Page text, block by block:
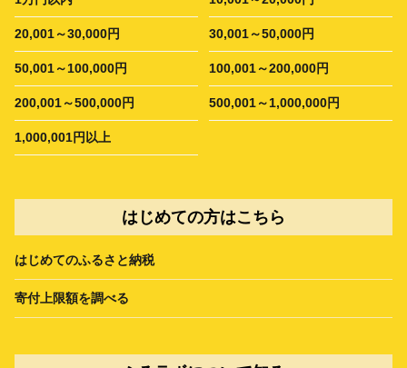
20,001～30,000円 30,001～50,000円
50,001～100,000円 100,001～200,000円
200,001～500,000円 500,001～1,000,000円
1,000,001円以上
はじめての方はこちら
はじめてのふるさと納税
寄付上限額を調べる